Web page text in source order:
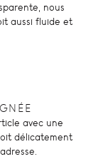
nous
aussi fluide et
avec une
délicatement